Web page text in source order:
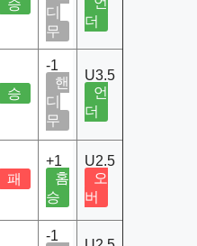
승
디
무
더
승
-1
핸
디
무
U3.5
언
더
패
+1
홈
승
U2.5
오
버
-1